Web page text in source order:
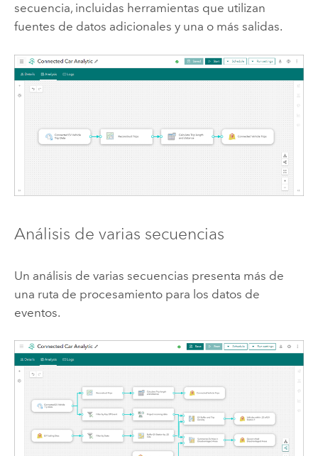
secuencia, incluidas herramientas que utilizan
fuentes de datos adicionales y una o más salidas.
Análisis de varias secuencias
Un análisis de varias secuencias presenta más de
una ruta de procesamiento para los datos de
eventos.